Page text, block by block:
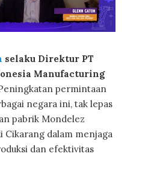
selaku Direktur PT
Manufacturing
permintaan
negara ini, tak lepas
pabrik Mondelez
dalam menjaga
dan efektivitas